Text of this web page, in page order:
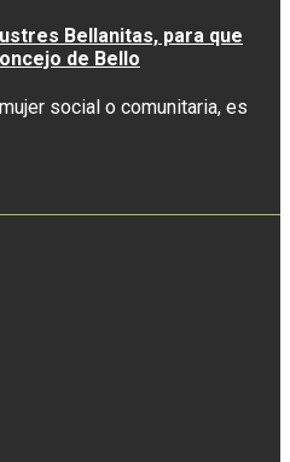
Bellanitas, para que
de Bello
social o comunitaria, es